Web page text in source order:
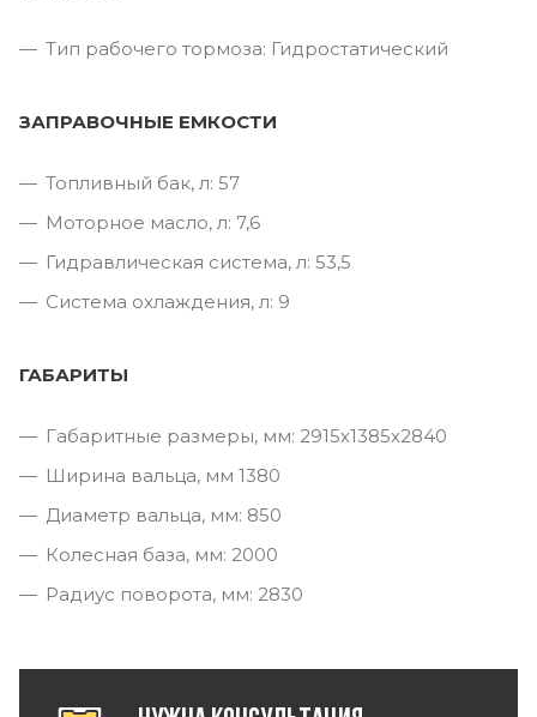
Тип рабочего тормоза: Гидростатический
ЗАПРАВОЧНЫЕ ЕМКОСТИ
Топливный бак, л: 57
Моторное масло, л: 7,6
Гидравлическая система, л: 53,5
Система охлаждения, л: 9
ГАБАРИТЫ
Габаритные размеры, мм: 2915х1385х2840
Ширина вальца, мм 1380
Диаметр вальца, мм: 850
Колесная база, мм: 2000
Радиус поворота, мм: 2830